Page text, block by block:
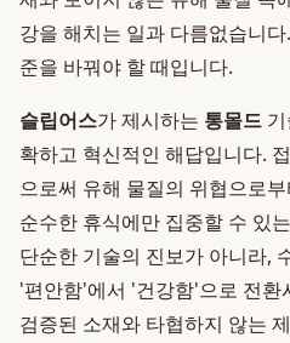
강을 해치는 일과 다름없습니
준을 바꿔야 할 때입니다.
슬립어스가 제시하는 통몰드
확하고 혁신적인 해답입니다.
으로써 유해 물질의 위협으로
순수한 휴식에만 집중할 수 있
단순한 기술의 진보가 아니라,
'편안함'에서 '건강함'으로 전환
검증된 소재와 타협하지 않는